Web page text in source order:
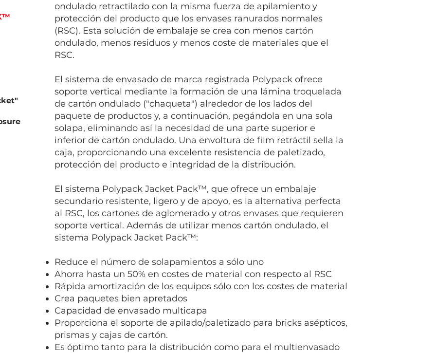
ondulado retractilado con la misma fuerza de apilamiento y
protección del producto que los envases ranurados normales
(RSC). Esta solución de embalaje se crea con menos cartón
ondulado, menos residuos y menos coste de materiales que el
RSC.
El sistema de envasado de marca registrada Polypack ofrece
soporte vertical mediante la formación de una lámina troquelada
de cartón ondulado ("chaqueta") alrededor de los lados del
paquete de productos y, a continuación, pegándola en una sola
solapa, eliminando así la necesidad de una parte superior e
inferior de cartón ondulado. Una envoltura de film retráctil sella la
caja, proporcionando una excelente resistencia de paletizado,
protección del producto e integridad de la distribución.
El sistema Polypack Jacket Pack™, que ofrece un embalaje
secundario resistente, ligero y de apoyo, es la alternativa perfecta
al RSC, los cartones de aglomerado y otros envases que requieren
soporte vertical. Además de utilizar menos cartón ondulado, el
sistema Polypack Jacket Pack™:
Reduce el número de solapamientos a sólo uno
Ahorra hasta un 50% en costes de material con respecto al RSC
Rápida amortización de los equipos sólo con los costes de material
Crea paquetes bien apretados
Capacidad de envasado multicapa
Proporciona el soporte de apilado/paletizado para bricks asépticos,
prismas y cajas de cartón.
Es óptimo tanto para la distribución como para el multienvasado